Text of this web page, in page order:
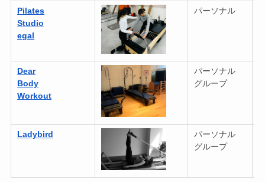
Pilates
Studio
egal
パーソナル
Dear
Body
Workout
パーソナル
グループ
Ladybird
パーソナル
グループ